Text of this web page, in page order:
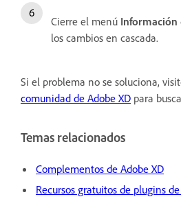
Cierre el menú Información
los cambios en cascada.
Si el problema no se soluciona,
comunidad de Adobe XD para
Temas relacionados
Complementos de Adobe XD
Recursos gratuitos de plugins de